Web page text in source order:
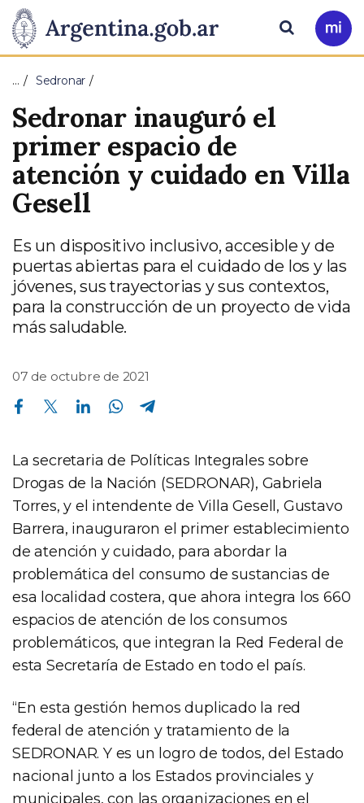
Presidencia
de
la
Nación
Pasar al contenido principal
Ir
a
Buscar
… Sedronar
Sedronar inauguró el
primer espacio de
atención y cuidado en Villa
Gesell
Es un dispositivo inclusivo, accesible y de
puertas abiertas para el cuidado de los y las
jóvenes, sus trayectorias y sus contextos,
para la construcción de un proyecto de vida
más saludable.
07 de octubre de 2021
Compartir en Facebook Compartir en Twitter Compartir en Linkedin Compartir en Whatsapp
La secretaria de Políticas Integrales sobre
Drogas de la Nación (SEDRONAR), Gabriela
Torres, y el intendente de Villa Gesell, Gustavo
Barrera, inauguraron el primer establecimiento
de atención y cuidado, para abordar la
problemática del consumo de sustancias de
esa localidad costera, que ahora integra los 660
espacios de atención de los consumos
problemáticos, que integran la Red Federal de
esta Secretaría de Estado en todo el país.
“En esta gestión hemos duplicado la red
federal de atención y tratamiento de la
SEDRONAR. Y es un logro de todos, del Estado
nacional junto a los Estados provinciales y
municipales, con las organizaciones en el